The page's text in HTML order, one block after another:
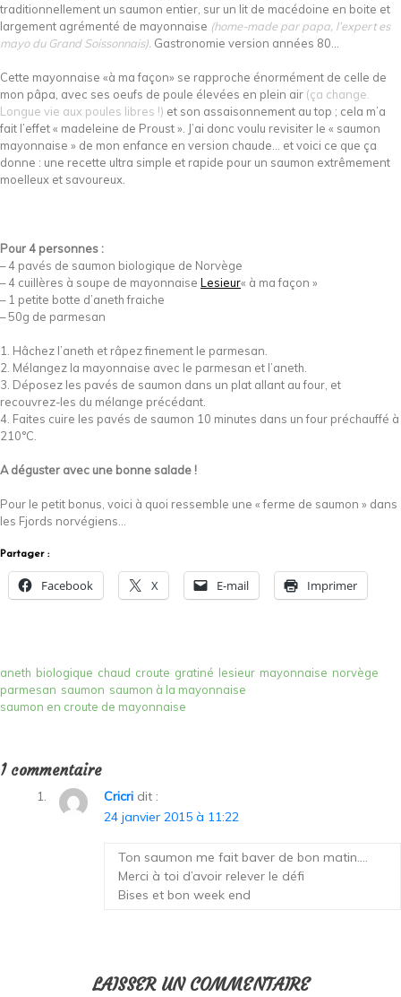
traditionnellement un saumon entier, sur un lit de macédoine en boite et
largement agrémenté de mayonnaise (home-made par papa, l’expert es
mayo du Grand Soissonnais). Gastronomie version années 80…
Cette mayonnaise «à ma façon» se rapproche énormément de celle de
mon pâpa, avec ses oeufs de poule élevées en plein air (ça change.
Longue vie aux poules libres !) et son assaisonnement au top ; cela m’a
fait l’effet « madeleine de Proust ». J’ai donc voulu revisiter le « saumon
mayonnaise » de mon enfance en version chaude… et voici ce que ça
donne : une recette ultra simple et rapide pour un saumon extrêmement
moelleux et savoureux.
Pour 4 personnes :
– 4 pavés de saumon biologique de Norvège
– 4 cuillères à soupe de mayonnaise Lesieur« à ma façon »
– 1 petite botte d’aneth fraiche
– 50g de parmesan
1. Hâchez l’aneth et râpez finement le parmesan.
2. Mélangez la mayonnaise avec le parmesan et l’aneth.
3. Déposez les pavés de saumon dans un plat allant au four, et
recouvrez-les du mélange précédant.
4. Faites cuire les pavés de saumon 10 minutes dans un four préchauffé à
210°C.
A déguster avec une bonne salade !
Pour le petit bonus, voici à quoi ressemble une « ferme de saumon » dans
les Fjords norvégiens…
Partager :
Facebook X E-mail Imprimer
aneth biologique chaud croute gratiné lesieur mayonnaise norvège
parmesan saumon saumon à la mayonnaise
saumon en croute de mayonnaise
1 commentaire
Cricri dit :
24 janvier 2015 à 11:22
Ton saumon me fait baver de bon matin….
Merci à toi d’avoir relever le défi
Bises et bon week end
LAISSER UN COMMENTAIRE